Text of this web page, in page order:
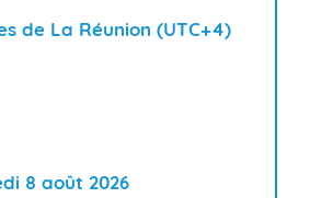
de La Réunion (UTC+4)
8 août 2026